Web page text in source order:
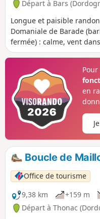
Départ à Bars
Longue et paisible
Domaniale de Barade
fermée) : calme, vent
chants des oiseaux... Elle
emprunte peu de routes.
en
Boucle de
Office de tourisme
9,38 km
+159 m
Départ à Thonac